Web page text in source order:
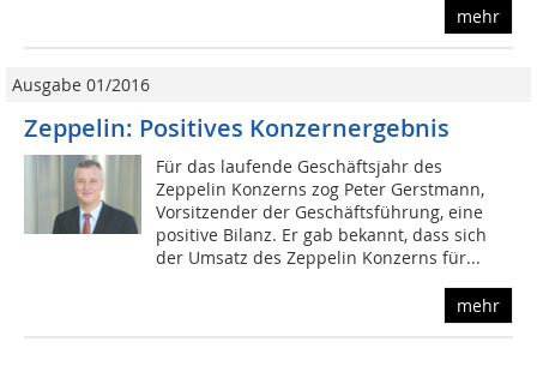
mehr
Ausgabe 01/2016
Zeppelin: Positives Konzernergebnis
Für das laufende Geschäftsjahr des
Zeppelin Konzerns zog Peter Gerstmann,
Vorsitzender der Geschäftsführung, eine
positive Bilanz. Er gab bekannt, dass sich
der Umsatz des Zeppelin Konzerns für...
mehr